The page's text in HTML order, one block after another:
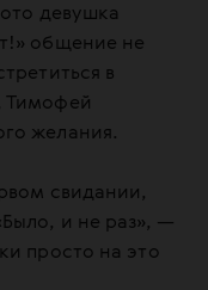
девушка
общение не
в
Тимофей
желания.
свидании,
и не раз», —
просто на это